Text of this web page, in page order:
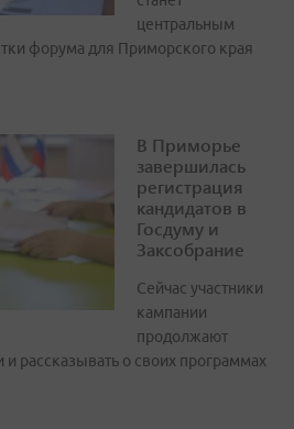
центральным
форума для Приморского края
В Приморье
завершилась
регистрация
кандидатов в
Госдуму и
Заксобрание
Сейчас участники
кампании
продолжают
рассказывать о своих программах